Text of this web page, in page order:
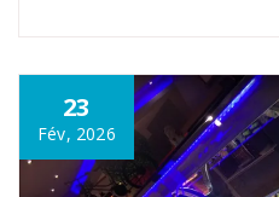
23
Fév, 2026